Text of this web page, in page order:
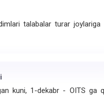
talabalar turar joylariga
kuni, 1-dekabr - OITS ga